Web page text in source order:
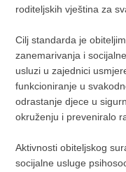
roditeljskih vještina za
Cilj standarda je
zanemarivanja i
usluzi u zajednici
funkcioniranje u
odrastanje djece u
okruženju i preveniralo
Aktivnosti obiteljskog
socijalne usluge